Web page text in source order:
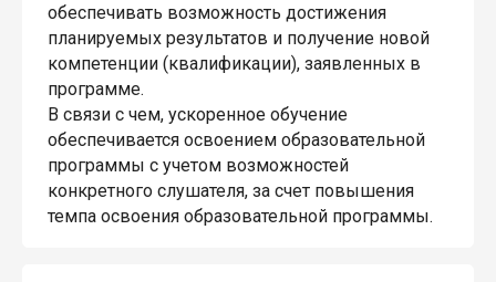
обеспечивать возможность достижения
планируемых результатов и получение новой
компетенции (квалификации), заявленных в
программе.
В связи с чем, ускоренное обучение
обеспечивается освоением образовательной
программы с учетом возможностей
конкретного слушателя, за счет повышения
темпа освоения образовательной программы.